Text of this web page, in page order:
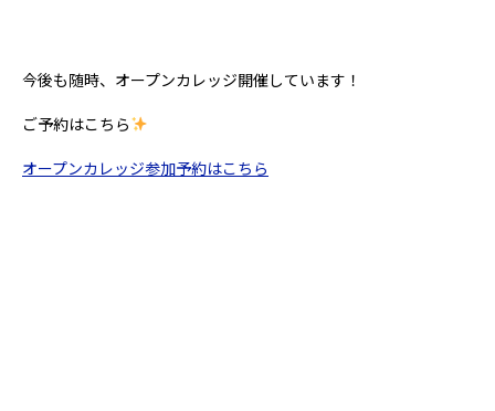
今後も随時、オープンカレッジ開催しています！
ご予約はこちら
オープンカレッジ参加予約はこちら